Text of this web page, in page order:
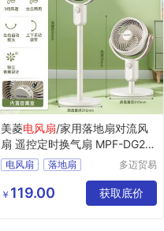
美菱电风扇/家用落地扇对流风
扇 遥控定时换气扇 MPF-DG25
10电风扇
落地扇
dg2510
多迈贸易
有限公司
￥ 119.00 获取底价